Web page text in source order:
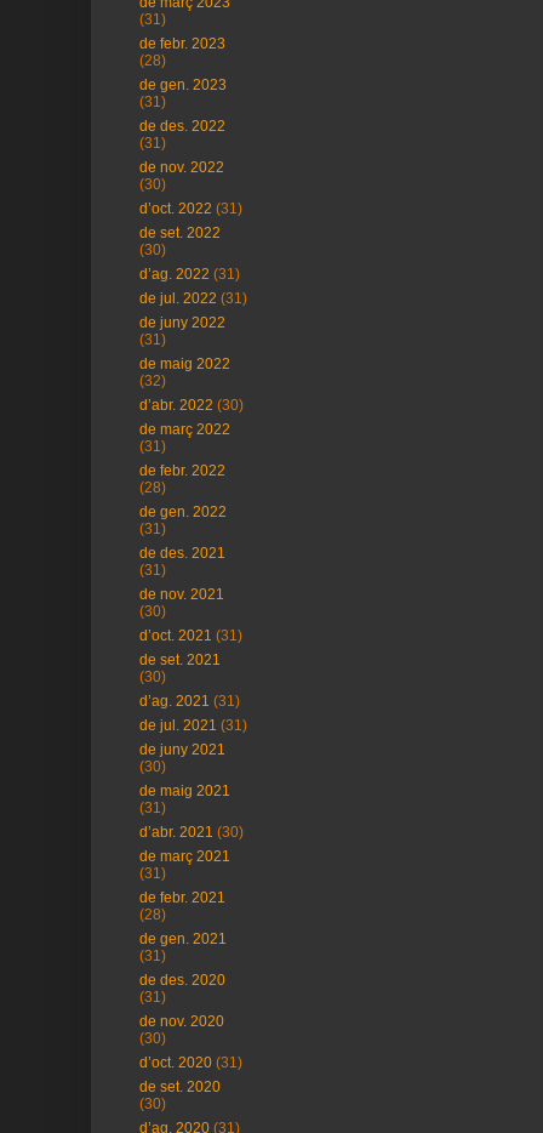
(31)
de febr. 2023
(28)
de gen. 2023
(31)
de des. 2022
(31)
de nov. 2022
(30)
d’oct. 2022 (31)
de set. 2022
(30)
d’ag. 2022 (31)
de jul. 2022 (31)
de juny 2022
(31)
de maig 2022
(32)
d’abr. 2022 (30)
de març 2022
(31)
de febr. 2022
(28)
de gen. 2022
(31)
de des. 2021
(31)
de nov. 2021
(30)
d’oct. 2021 (31)
de set. 2021
(30)
d’ag. 2021 (31)
de jul. 2021 (31)
de juny 2021
(30)
de maig 2021
(31)
d’abr. 2021 (30)
de març 2021
(31)
de febr. 2021
(28)
de gen. 2021
(31)
de des. 2020
(31)
de nov. 2020
(30)
d’oct. 2020 (31)
de set. 2020
(30)
d’ag. 2020 (31)